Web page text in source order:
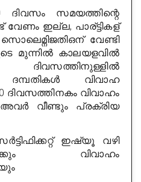
Frankl
: 14 years
4/5
Appointment
സമയത്തിന്റെ
വേണം ഇല്ല, പാര്ട്ടികള്
വേണ്ടി
മുന്നിൽ കാലയളവിൽ
ദമ്പതികൾ വിവാഹ
ദിവസത്തിനകം വിവാഹം
അവർ വീണ്ടും പ്രക്രിയ
ഇഷ്യൂ വഴി
വിവാഹം